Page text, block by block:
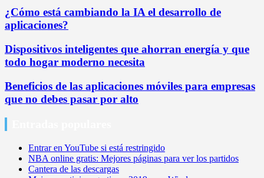
¿Cómo está cambiando la IA el desarrollo de
aplicaciones?
Dispositivos inteligentes que ahorran energía y que
todo hogar moderno necesita
Beneficios de las aplicaciones móviles para empresas
que no debes pasar por alto
Entrar en YouTube si está restringido
NBA online gratis: Mejores páginas para ver los partidos
Cantera de las descargas